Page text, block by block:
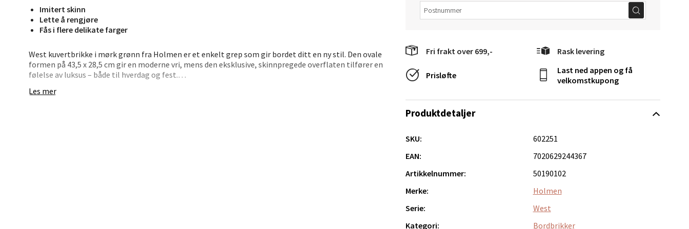
Imitert skinn
Lette å rengjøre
Fås i flere delikate farger
West kuvertbrikke i mørk grønn fra Holmen er et enkelt grep som gir bordet ditt en ny stil. Den ovale
formen på 43,5 x 28,5 cm gir en moderne vri, mens den eksklusive, skinnpregede overflaten tilfører en
følelse av luksus – både til hverdag og fest.
Den mørkegrønne nyansen gjør seg godt i både klassiske og moderne interiør, og det slitesterke PVC-
Les mer
Fri frakt over 699,- Rask levering
Prisløfte
Last ned appen og få
velkomstkupong
Produktdetaljer
SKU:
602251
EAN:
7020629244367
Artikkelnummer:
50190102
Merke:
Holmen
Serie:
West
Kategori:
Bordbrikker
Jupiterveien 2, 4340 Bryne
Åpent i dag 10-20
Velg
Vel